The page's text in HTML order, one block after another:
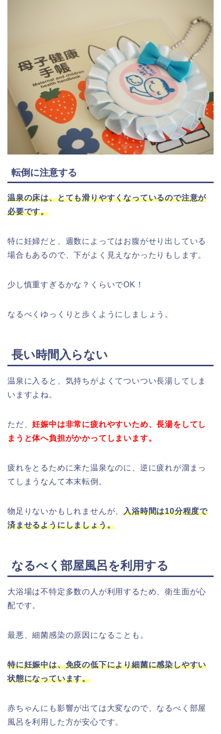
転倒に注意する
温泉の床は、とても滑りやすくなっているので注意が
必要です。
特に妊婦だと、週数によってはお腹がせり出している
場合もあるので、下がよく見えなかったりもします。
少し慎重すぎるかな？くらいでOK！
なるべくゆっくりと歩くようにしましょう。
長い時間入らない
温泉に入ると、気持ちがよくてついつい長湯してしま
いますよね。
ただ、妊娠中は非常に疲れやすいため、長湯をしてし
まうと体へ負担がかかってしまいます。
疲れをとるために来た温泉なのに、逆に疲れが溜まっ
てしまうなんて本末転倒。
物足りないかもしれませんが、入浴時間は10分程度で
済ませるようにしましょう。
なるべく部屋風呂を利用する
大浴場は不特定多数の人が利用するため、衛生面が心
配です。
最悪、細菌感染の原因になることも。
特に妊娠中は、免疫の低下により細菌に感染しやすい
状態になっています。
赤ちゃんにも影響が出ては大変なので、なるべく部屋
風呂を利用した方が安心です。